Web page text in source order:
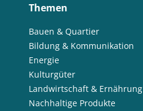
Themen
Bauen & Quartier
Bildung & Kommunikation
Energie
Kulturgüter
Landwirtschaft & Ernährung
Nachhaltige Produkte